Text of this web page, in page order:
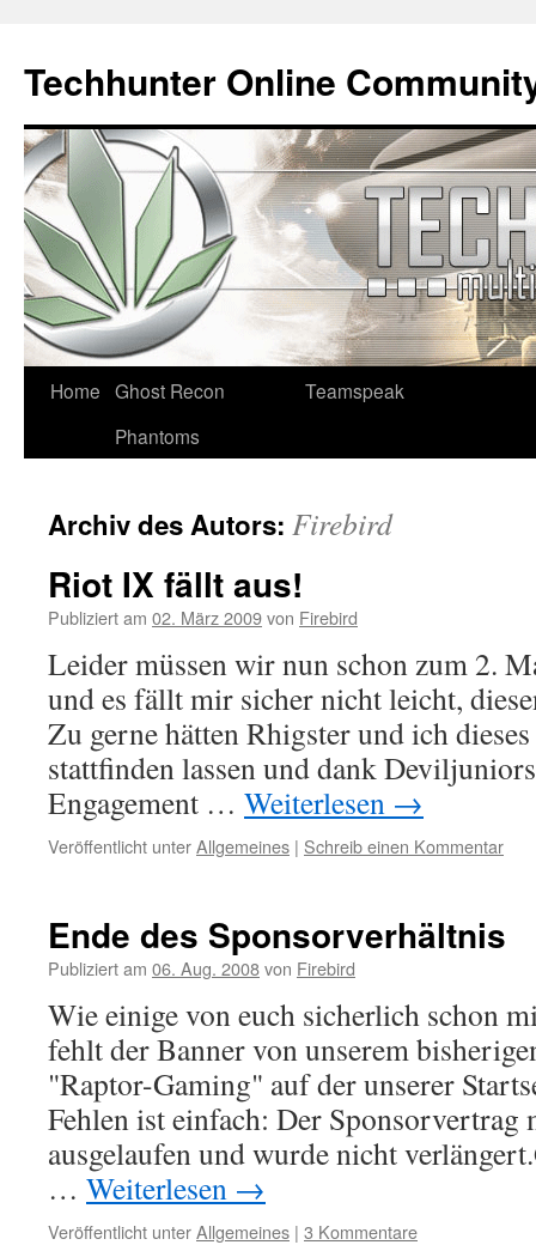
Techhunter Online
Zum
Home Ghost Recon
Phantoms
Teamspeak
Archiv des Autors: Firebird
Riot IX fällt aus!
Publiziert am 02. März 2009von Firebird
Leider müssen wir nun schon zum 2.
und es fällt mir sicher nicht leicht,
Zu gerne hätten Rhigster und ich
stattfinden lassen und dank
Engagement … Weiterlesen →
Veröffentlicht unterAllgemeines | Schreib einen Kommentar
Ende des Sponsorverhältnis
Publiziert am 06. Aug. 2008von Firebird
Wie einige von euch sicherlich schon
fehlt der Banner von unserem
"Raptor-Gaming" auf der unserer
Fehlen ist einfach: Der
ausgelaufen und wurde nicht
… Weiterlesen →
Veröffentlicht unterAllgemeines | 3 Kommentare